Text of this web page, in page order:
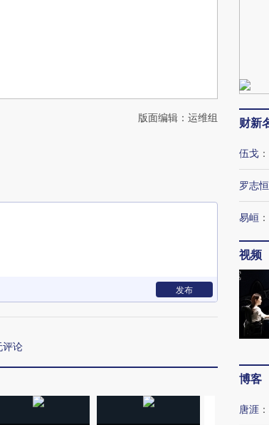
版面编辑：运维组
发布
评论
财新
伍戈 ：
罗志恒
易峘 ：
视频
博客
唐涯 ：